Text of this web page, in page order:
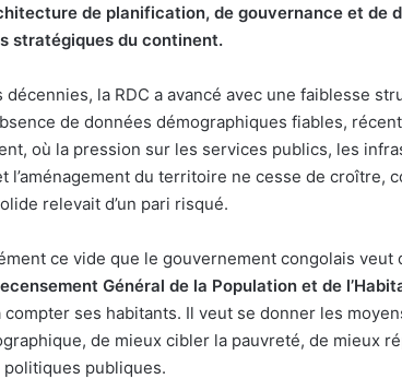
de planification, de gouvernance et de
stratégiques du continent.
décennies, la RDC a avancé avec une faiblesse
de données démographiques fiables,
où la pression sur les services publics, les
l’aménagement du territoire ne cesse de croître,
relevait d’un pari risqué.
ce vide que le gouvernement congolais veut
Général de la Population et de
compter ses habitants. Il veut se donner les
de mieux cibler la pauvreté, de mieux
publiques.